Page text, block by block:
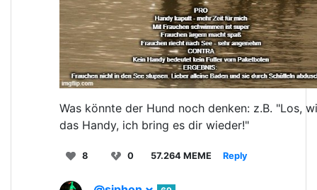
Was könnte der Hund noch denken: z.B. "Los,
das Handy, ich bring es dir wieder!"
8 0 57.264 MEME Reply